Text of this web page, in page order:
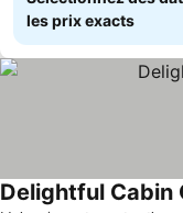
les prix exacts
Delightful Cabin